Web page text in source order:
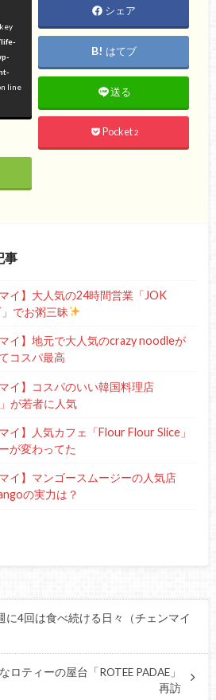
line
シェア
はてブ
送る
Pocket2
事
マイ】大人気の24時間営業「JOK
でお粥三昧
マイ】地元で大人気のcrazy noodleが
コスパ最高
マイ】コスパのいい韓国料理店
が若者に人気
イ】人気カフェ「Flour Flour Slice」
が変わってた
マイ】マンゴースムージーの人気店
の実力は？
に4回は食べ続ける日々（チェンマイ
ティーの屋台「ROTEE PADAE」
再訪